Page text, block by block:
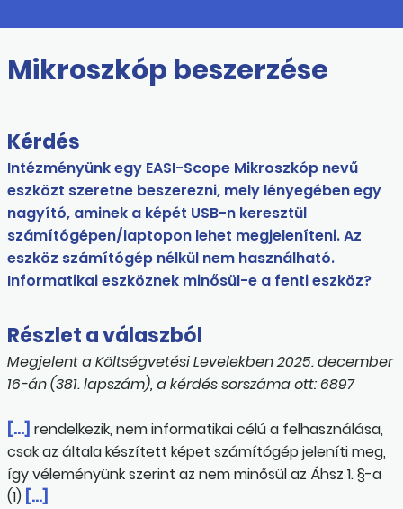
Mikroszkóp beszerzése
Kérdés
Intézményünk egy EASI-Scope Mikroszkóp nevű
eszközt szeretne beszerezni, mely lényegében egy
nagyító, aminek a képét USB-n keresztül
számítógépen/laptopon lehet megjeleníteni. Az
eszköz számítógép nélkül nem használható.
Informatikai eszköznek minősül-e a fenti eszköz?
Részlet a válaszból
Megjelent a Költségvetési Levelekben 2025. december
16-án (381. lapszám), a kérdés sorszáma ott: 6897
[…] rendelkezik, nem informatikai célú a felhasználása,
csak az általa készített képet számítógép jeleníti meg,
így véleményünk szerint az nem minősül az Áhsz 1. §-a
(1) […]